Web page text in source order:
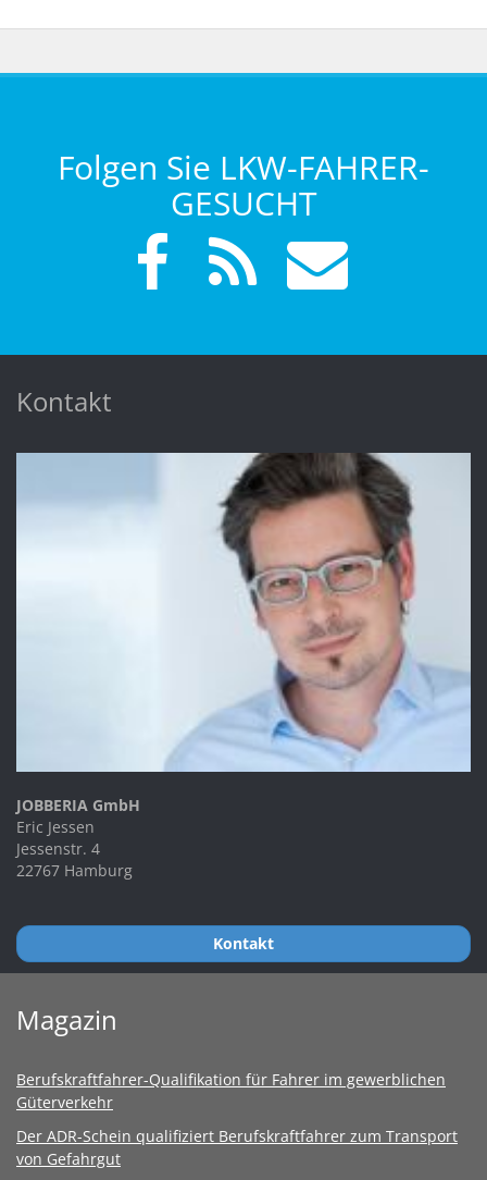
Folgen Sie LKW-FAHRER-
GESUCHT
Kontakt
JOBBERIA GmbH
Eric Jessen
Jessenstr. 4
22767 Hamburg
Kontakt
Magazin
Berufskraftfahrer-Qualifikation für Fahrer im gewerblichen
Güterverkehr
Der ADR-Schein qualifiziert Berufskraftfahrer zum Transport
von Gefahrgut